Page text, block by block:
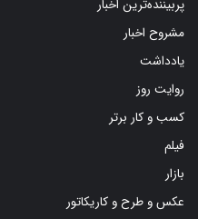
مشروح اخبار
یادداشت
روایت روز
کسب و کار برتر
فیلم
بازار
عکس و طرح و کاریکاتور
پیوندها